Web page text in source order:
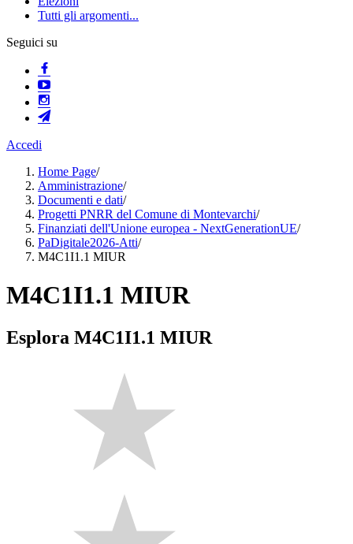
Tutti gli argomenti...
Seguici su
Accedi
Home Page/
Amministrazione/
Documenti e dati/
Progetti PNRR del Comune di Montevarchi/
Finanziati dell'Unione europea - NextGenerationUE/
PaDigitale2026-Atti/
M4C1I1.1 MIUR
M4C1I1.1 MIUR
Esplora M4C1I1.1 MIUR